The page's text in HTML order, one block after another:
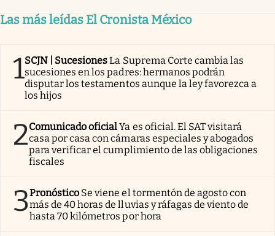
Las más leídas El Cronista México
1SCJN | SucesionesLa Suprema Corte cambia las
sucesiones en los padres: hermanos podrán
disputar los testamentos aunque la ley favorezca a
los hijos
2Comunicado oficialYa es oficial. El SAT visitará
casa por casa con cámaras especiales y abogados
para verificar el cumplimiento de las obligaciones
fiscales
3Pronóstico Se viene el tormentón de agosto con
más de 40 horas de lluvias y ráfagas de viento de
hasta 70 kilómetros por hora